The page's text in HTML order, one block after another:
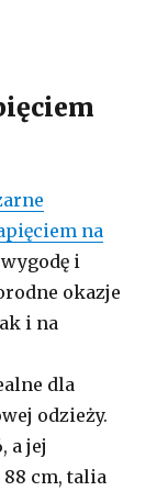
na
i
okazje
i na
dla
odzieży.
a jej
cm, talia